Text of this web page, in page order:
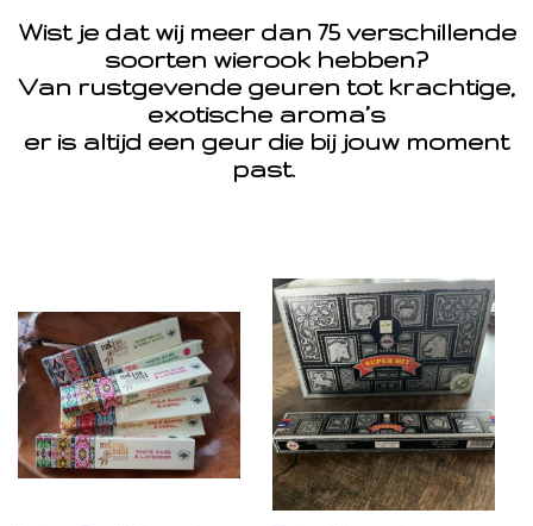
Wist je dat wij meer dan 75 verschillende
soorten wierook hebben?
Van rustgevende geuren tot krachtige,
exotische aroma’s
er is altijd een geur die bij jouw moment
past.